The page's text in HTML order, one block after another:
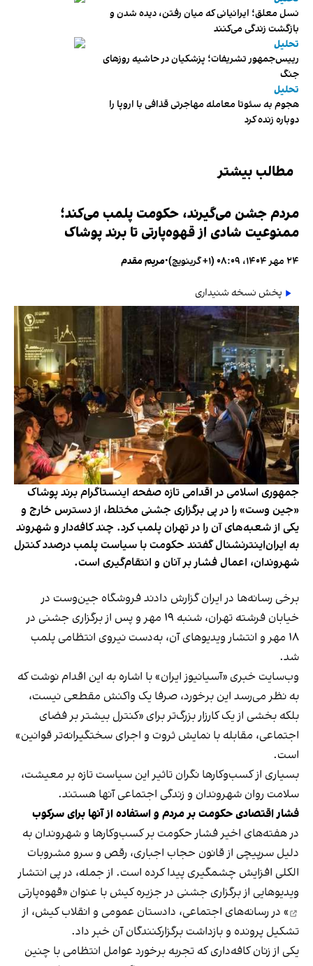
نسل معلق؛ ایرانیانی که میان رفتن، دیده شدن و
بازگشت زندگی می‌کنند
تحلیل
رییس‌جمهور تشریفات؛ پزشکیان در حاشیه روزهای
جنگ
تحلیل
هجوم به سئوتا معامله مهاجرتی قذافی با اروپا را
دوباره زنده کرد
مطالب بیشتر
مردم جشن می‌گیرند، حکومت پلمب می‌کند؛
ممنوعیت شادی از قهوه‌پارتی تا برند پوشاک
۲۴ مهر ۱۴۰۴، ۰۸:۰۹ (‎+۱ گرینویچ) •مریم مقدم
پخش نسخه شنیداری
جمهوری اسلامی در اقدامی تازه صفحه اینستاگرام برند پوشاک
«جین وست» را در پی برگزاری جشنی مختلط، از دسترس خارج و
یکی از شعبه‌های آن را در تهران پلمب کرد. چند کافه‌‌دار و شهروند
به ایران‌اینترنشنال گفتند حکومت با سیاست پلمب درصدد کنترل
شهروندان، اعمال فشار بر آنان و انتقام‌گیری است.
برخی رسانه‌ها در ایران گزارش دادند فروشگاه جین‌وست در
خیابان فرشته تهران، شنبه ۱۹ مهر و پس از برگزاری جشنی در
۱۸ مهر و انتشار ویدیوهای آن، به‌دست نیروی انتظامی پلمب
شد.
وب‌سایت خبری «آسیانیوز ایران» با اشاره به این اقدام نوشت که
به نظر می‌رسد این برخورد، صرفا یک واکنش مقطعی نیست،
بلکه بخشی از یک کارزار بزرگ‌تر برای «کنترل بیشتر بر فضای
اجتماعی، مقابله با نمایش ثروت و اجرای سختگیرانه‌تر قوانین»
است.
بسیاری از کسب‌وکارها نگران تاثیر این سیاست‌ تازه بر معیشت،
سلامت روان شهروندان و زندگی اجتماعی آنها هستند.
فشار اقتصادی حکومت بر مردم و استفاده از آنها برای سرکوب
در هفته‌های اخیر فشار حکومت بر کسب‌وکارها و شهروندان به
دلیل سرپیچی از قانون حجاب اجباری، رقص و سرو مشروبات
الکلی افزایش چشمگیری پیدا کرده است. از جمله، در پی انتشار
ویدیوهایی از برگزاری جشنی در جزیره کیش با عنوان «قهوه‌پارتی
» در رسانه‌های اجتماعی، دادستان عمومی و انقلاب کیش، از
تشکیل پرونده و بازداشت برگزارکنندگان آن خبر داد.
یکی از زنان کافه‌داری که تجربه برخورد عوامل انتظامی با چنین